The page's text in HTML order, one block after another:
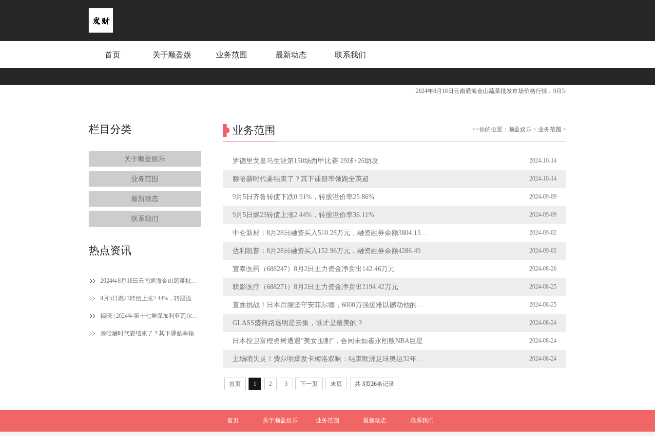
首页 关于顺盈娱 业务范围 最新动态 联系我们
2024年8月18日云南通海金山蔬菜批发市场价格行情... 9月5日燃23转债上涨2.44%，转股溢价率
栏目分类
关于顺盈娱乐
业务范围
最新动态
联系我们
热点资讯
2024年8月18日云南通海金山蔬菜批发市场价格行情
9月5日燃23转债上涨2.44%，转股溢价率36.11%
揭晓 | 2024年第十七届保加利亚瓦尔纳国际摄影展获奖作品公布（中）
滕哈赫时代要结束了？其下课赔率领跑全英超
业务范围 >>你的位置： 顺盈娱乐 > 业务范围 >
罗德里戈皇马生涯第150场西甲比赛 29球+26助攻 2024-10-14
滕哈赫时代要结束了？其下课赔率领跑全英超 2024-10-14
9月5日齐鲁转债下跌0.91%，转股溢价率25.86% 2024-09-09
9月5日燃23转债上涨2.44%，转股溢价率36.11% 2024-09-09
中仑新材：8月28日融资买入510.28万元，融资融券余额3804.13万元 2024-09-02
达利凯普：8月28日融资买入152.96万元，融资融券余额4286.49万元 2024-09-02
宣泰医药（688247）8月2日主力资金净卖出142.46万元 2024-08-26
联影医疗（688271）8月2日主力资金净卖出2194.42万元 2024-08-25
直面挑战！日本后腰坚守安菲尔德，6000万强援难以撼动他的决心 2024-08-25
GLASS盛典路透明星云集，谁才是最美的？ 2024-08-24
日本控卫富樫勇树遭遇“美女围剿”，合同未如崔永熙般NBA巨星 2024-08-24
主场哨失灵！费尔明爆发卡梅洛双响：结束欧洲足球奥运32年无冠 2024-08-24
首页 1 2 3 下一页 末页 共 3页26条记录
首页 关于顺盈娱乐 业务范围 最新动态 联系我们